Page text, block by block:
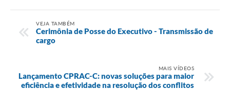
VEJA TAMBÉM
Cerimônia de Posse do Executivo - Transmissão de
cargo
MAIS VÍDEOS
Lançamento CPRAC-C: novas soluções para maior
eficiência e efetividade na resolução dos conflitos